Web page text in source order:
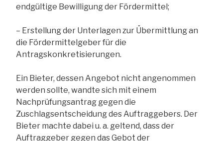
endgültige Bewilligung der Fördermittel;
– Erstellung der Unterlagen zur Übermittlung an
die Fördermittelgeber für die
Antragskonkretisierungen.
Ein Bieter, dessen Angebot nicht angenommen
werden sollte, wandte sich mit einem
Nachprüfungsantrag gegen die
Zuschlagsentscheidung des Auftraggebers. Der
Bieter machte dabei u. a. geltend, dass der
Auftraggeber gegen das Gebot der